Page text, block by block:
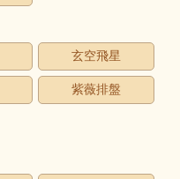
玄空飛星
紫薇排盤